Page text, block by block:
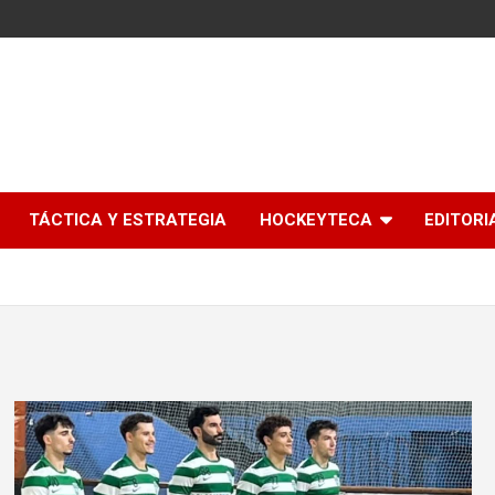
TÁCTICA Y ESTRATEGIA HOCKEYTECA